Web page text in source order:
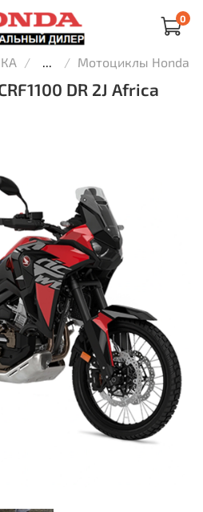
0
... Мотоциклы Honda
DR 2J Africa